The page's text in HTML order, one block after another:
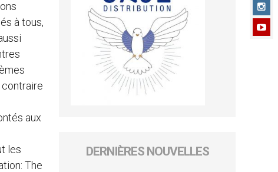
à tous,
contraire
aux
les
The
DERNIÈRES NOUVELLES